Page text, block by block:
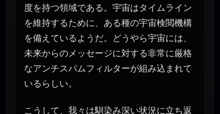
度を持つ領域である。宇宙はタイムライン
を維持するために、ある種の宇宙検閲機構
を備えているようだ。どうやら宇宙には、
未来からのメッセージに対する非常に厳格
なアンチスパムフィルターが組み込まれて
いるらしい。
こうして、我々は馴染み深い状況に立ち返